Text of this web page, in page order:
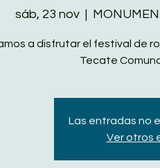
sáb, 23 nov
  |
a disfrutar el festival de
Las entradas no
Ver otros